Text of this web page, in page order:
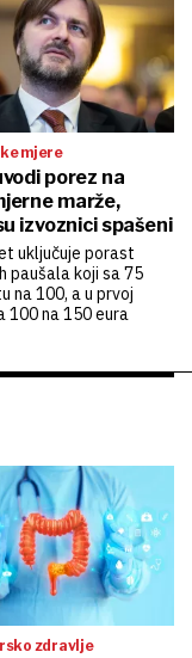
mjere
porez na
marže,
izvoznici spašeni
uključuje porast
paušala koji sa 75
na 100, a u prvoj
100 na 150 eura
zdravlje